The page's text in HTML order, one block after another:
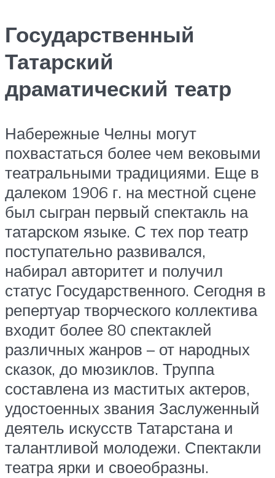
Государственный
Татарский
драматический театр
Набережные Челны могут
похвастаться более чем вековыми
театральными традициями. Еще в
далеком 1906 г. на местной сцене
был сыгран первый спектакль на
татарском языке. С тех пор театр
поступательно развивался,
набирал авторитет и получил
статус Государственного. Сегодня в
репертуар творческого коллектива
входит более 80 спектаклей
различных жанров – от народных
сказок, до мюзиклов. Труппа
составлена из маститых актеров,
удостоенных звания Заслуженный
деятель искусств Татарстана и
талантливой молодежи. Спектакли
театра ярки и своеобразны.